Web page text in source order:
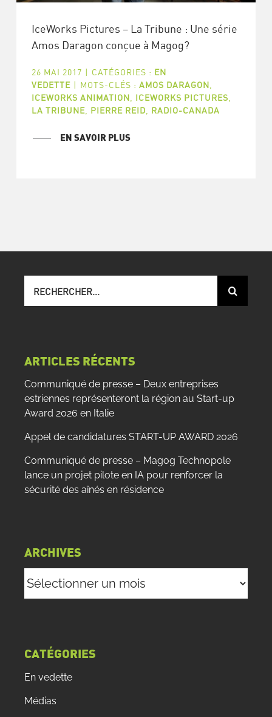
IceWorks Pictures – La Tribune : Une série
Amos Daragon conçue à Magog?
26 MAI 2017 | CATÉGORIES : EN
VEDETTE | MOTS-CLÉS : AMOS DARAGON
ICEWORKS ANIMATION
ICEWORKS PICTURES
LA TRIBUNE, PIERRE REID RADIO-CANADA
EN SAVOIR PLUS
sur
ARTICLES RÉCENTS
Communiqué de presse – Deux entreprises
estriennes représenteront la région au Start-up
Award 2026 en Italie
Appel de candidatures START-UP AWARD 2026
Communiqué de presse – Magog Technopole
lance un projet pilote en IA pour renforcer la
sécurité des aînés en résidence
ARCHIVES
CATÉGORIES
En vedette
Médias